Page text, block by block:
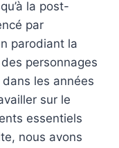
la post-
par
parodiant la
personnages
les années
sur le
essentiels
nous avons